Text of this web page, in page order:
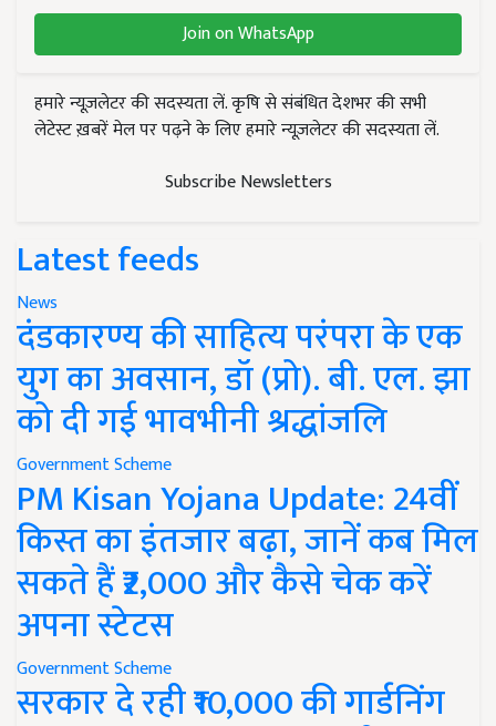
Join on WhatsApp
हमारे न्यूज़लेटर की सदस्यता लें. कृषि से संबंधित देशभर की सभी
लेटेस्ट ख़बरें मेल पर पढ़ने के लिए हमारे न्यूज़लेटर की सदस्यता लें.
Subscribe Newsletters
Latest feeds
News
दंडकारण्य की साहित्य परंपरा के एक
युग का अवसान, डॉ (प्रो). बी. एल. झा
को दी गई भावभीनी श्रद्धांजलि
Government Scheme
PM Kisan Yojana Update: 24वीं
किस्त का इंतजार बढ़ा, जानें कब मिल
सकते हैं ₹2,000 और कैसे चेक करें
अपना स्टेटस
Government Scheme
सरकार दे रही ₹10,000 की गार्डनिंग